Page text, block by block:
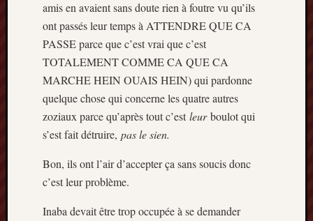
amis en avaient sans doute rien à foutre vu qu’ils
ont passés leur temps à ATTENDRE QUE CA
PASSE parce que c’est vrai que c’est
TOTALEMENT COMME CA QUE CA
MARCHE HEIN OUAIS HEIN) qui pardonne
quelque chose qui concerne les quatre autres
zoziaux parce qu’après tout c’est leurboulot qui
s’est fait détruire, pas le sien.
Bon, ils ont l’air d’accepter ça sans soucis donc
c’est leur problème.
Inaba devait être trop occupée à se demander